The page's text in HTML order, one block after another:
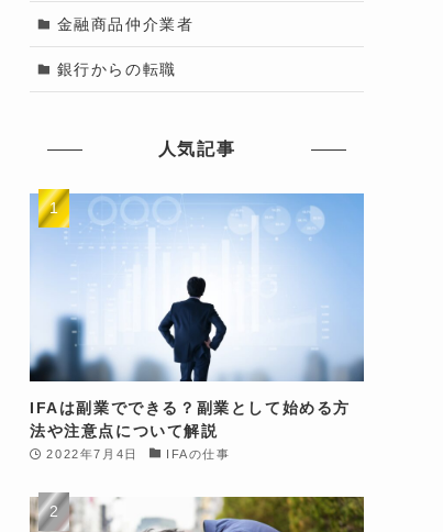
金融商品仲介業者
銀行からの転職
人気記事
IFAは副業でできる？副業として始める方
法や注意点について解説
2022年7月4日 IFAの仕事